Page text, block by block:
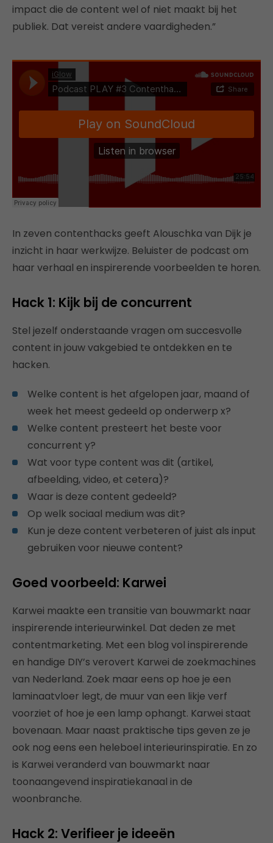
impact die de content wel of niet maakt bij het
publiek. Dat vereist andere vaardigheden.”
In zeven contenthacks geeft Alouschka van Dijk je
inzicht in haar werkwijze. Beluister de podcast om
haar verhaal en inspirerende voorbeelden te horen.
Hack 1: Kijk bij de concurrent
Stel jezelf onderstaande vragen om succesvolle
content in jouw vakgebied te ontdekken en te
hacken.
Welke content is het afgelopen jaar, maand of
week het meest gedeeld op onderwerp x?
Welke content presteert het beste voor
concurrent y?
Wat voor type content was dit (artikel,
afbeelding, video, et cetera)?
Waar is deze content gedeeld?
Op welk sociaal medium was dit?
Kun je deze content verbeteren of juist als input
gebruiken voor nieuwe content?
Goed voorbeeld: Karwei
Karwei maakte een transitie van bouwmarkt naar
inspirerende interieurwinkel. Dat deden ze met
contentmarketing. Met een blog vol inspirerende
en handige DIY’s verovert Karwei de zoekmachines
van Nederland. Zoek maar eens op hoe je een
laminaatvloer legt, de muur van een likje verf
voorziet of hoe je een lamp ophangt. Karwei staat
bovenaan. Maar naast praktische tips geven ze je
ook nog eens een heleboel interieurinspiratie. En zo
is Karwei veranderd van bouwmarkt naar
toonaangevend inspiratiekanaal in de
woonbranche.
Hack 2: Verifieer je ideeën